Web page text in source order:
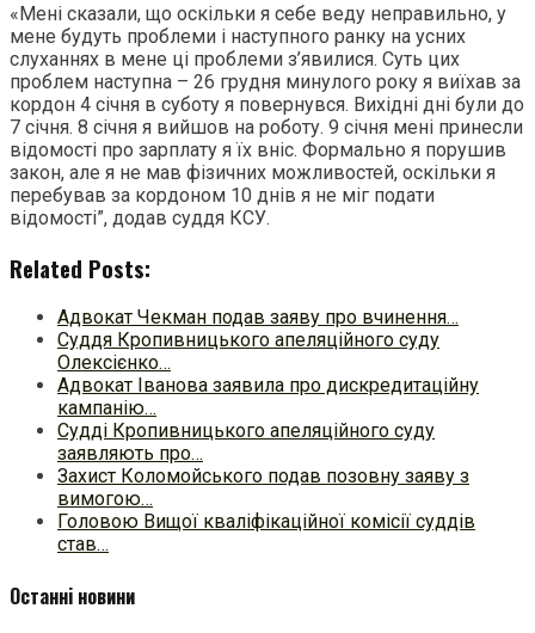
«Мені сказали, що оскільки я себе веду неправильно, у
мене будуть проблеми і наступного ранку на усних
слуханнях в мене ці проблеми з’явилися. Суть цих
проблем наступна – 26 грудня минулого року я виїхав за
кордон 4 січня в суботу я повернувся. Вихідні дні були до
7 січня. 8 січня я вийшов на роботу. 9 січня мені принесли
відомості про зарплату я їх вніс. Формально я порушив
закон, але я не мав фізичних можливостей, оскільки я
перебував за кордоном 10 днів я не міг подати
відомості”, додав суддя КСУ.
Related Posts:
Адвокат Чекман подав заяву про вчинення…
Суддя Кропивницького апеляційного суду
Олексієнко…
Адвокат Іванова заявила про дискредитаційну
кампанію…
Судді Кропивницького апеляційного суду
заявляють про…
Захист Коломойського подав позовну заяву з
вимогою…
Головою Вищої кваліфікаційної комісії суддів
став…
Останні новини